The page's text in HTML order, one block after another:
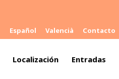
Español Valencià Contacto
Localización Entradas